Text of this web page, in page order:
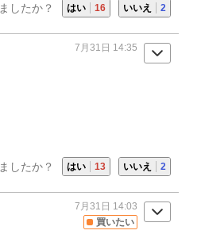
したか？ はい 16 いいえ 2
7月31日 14:35
したか？ はい 13 いいえ 2
買いたい
7月31日 14:03